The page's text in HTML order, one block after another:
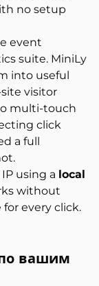
no setup
event
suite. MiniLy
into useful
visitor
multi-touch
click
a full
using a local
without
every click.
вашим